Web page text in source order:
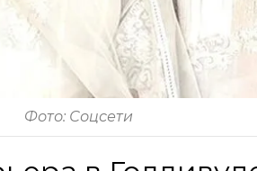
Фото: Соцсети